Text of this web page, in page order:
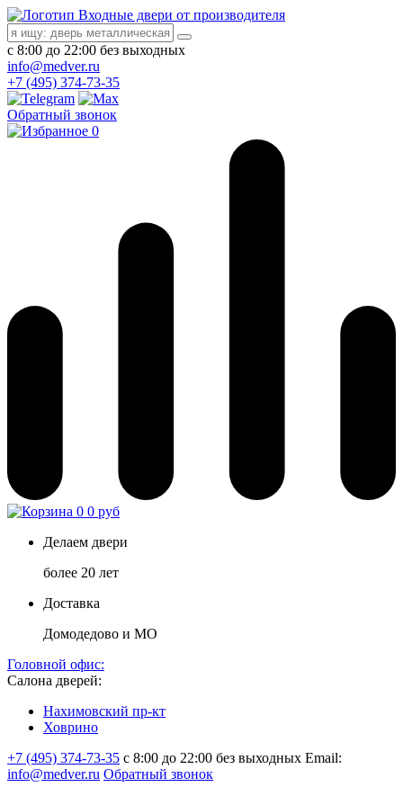
Входные двери от производителя
с 8:00 до 22:00 без выходных
info@medver.ru
+7 (495) 374-73-35
Обратный звонок
0
0 0 руб
Делаем двери
более 20 лет
Доставка
Домодедово и МО
Головной офис:
Салона дверей:
Нахимовский пр-кт
Ховрино
+7 (495) 374-73-35 с 8:00 до 22:00 без выходных Email:
info@medver.ru Обратный звонок